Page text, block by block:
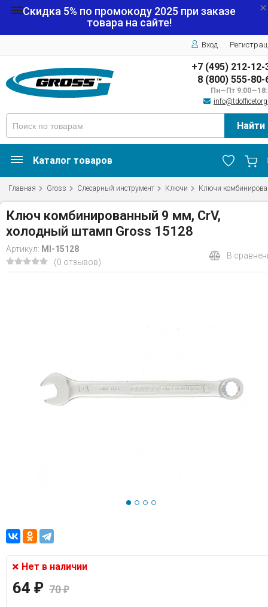
Скидка 5% по промокоду 2025 при заказе
товара на сайте!
Вход
+7 (495) 212-12-
8 (800) 555-80-
Пн—Пт
Найти
Каталог товаров
Главная Gross Слесарный инструмент Ключи Ключи
Ключ комбинированный 9 мм, CrV,
холодный штамп Gross 15128
Артикул: MI-15128
(0 отзывов)
В
Нет в наличии
64 ₽ 70₽